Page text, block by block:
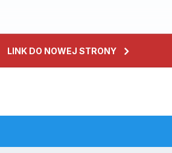
LINK DO NOWEJ STRONY